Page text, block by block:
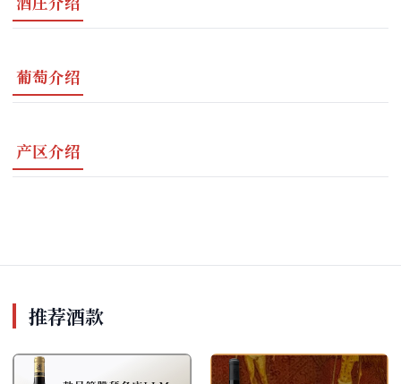
葡萄介绍
产区介绍
推荐酒款